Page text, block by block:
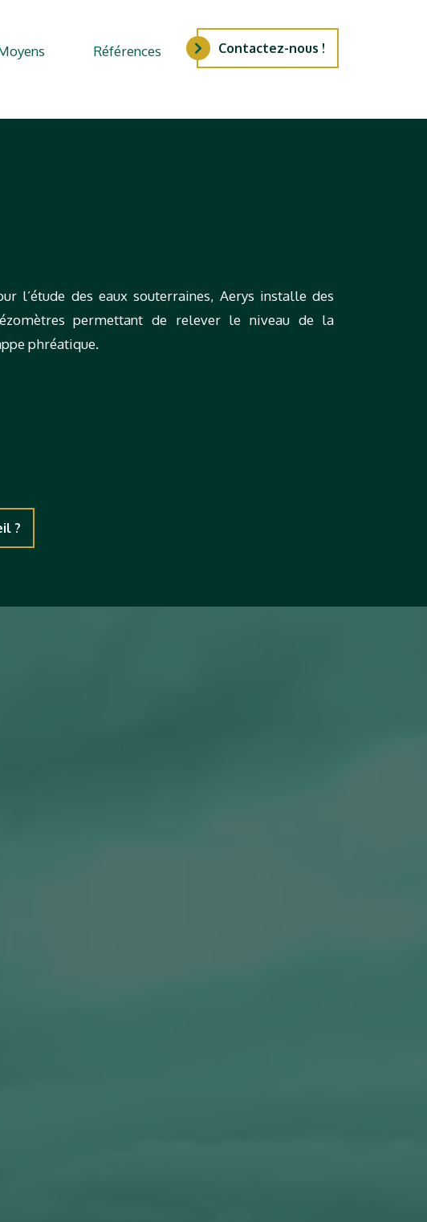
Références Contactez-nous !
l’étude des eaux souterraines, Aerys installe des
permettant de relever le niveau de la
phréatique.
?